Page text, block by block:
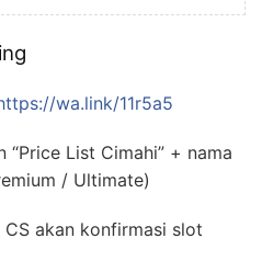
wa.link/11r5a5
“Price List Cimahi” + nama
/ Ultimate)
CS akan konfirmasi slot